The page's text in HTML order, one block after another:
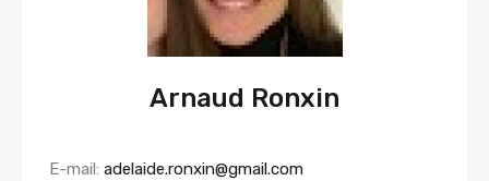
Arnaud Ronxin
E-mail: adelaide.ronxin@gmail.com